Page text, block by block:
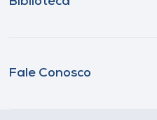
Fale Conosco